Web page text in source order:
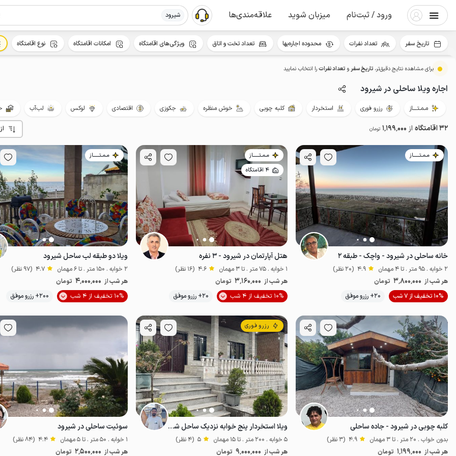
ورود / ثبت‌نام میزبان شوید علاقه‌مندی‌ها شیرود
برای مشاهده نتایج دقیق‌تر، تاریخ سفرو تعداد نفراترا انتخاب نمایید
اجاره ویلا ساحلی در شیرود
مـمـتــــاز رزرو فوری استخردار کلبه چوبی خوش منظره جکوزی اقتصادی لوکس لب‌آب
32 اقامتگاه از 1٬199٬000 تومان
مـمـتــــــاز
خانه ساحلی در شیرود - واچک - طبقه ۲
2 خوابه . 95 متر . تا 4 مهمان 4.9 (20 نظر)
هر شب از 3٬800٬000 تومان
10% تخفیف از 7 شب
20+ رزرو موفق خوش منظره لب آب موقعیت در نقشه
مـمـتــــــاز
4 اقامتگاه
هتل آپارتمان در شیرود - ۳ نفره
1 خوابه . 75 متر . تا 3 مهمان 4.6 (16 نظر)
هر شب از 3٬160٬000 تومان
10% تخفیف از 4 شب
20+ رزرو موفق لب آب
مـمـتــــــاز
ویلا دو طبقه لب ساحل شیرود
2 خوابه . 150 متر . تا 6 مهمان 4.7 (97 نظر)
هر شب از 4٬000٬000 تومان
10% تخفیف از 4 شب
200+ رزرو موفق
کلبه چوبی در شیرود - جاده ساحلی
بدون خواب . 20 متر . تا 3 مهمان 4.9 (3 نظر)
هر شب از 1٬199٬000 تومان
رزرو فوری
ویلا استخردار پنج خوابه نزدیک ساحل شیرود
5 خوابه . 200 متر . تا 15 مهمان 5 (4 نظر)
هر شب از 9٬000٬000 تومان
سوئیت ساحلی در شیرود
1 خوابه . 50 متر . تا 5 مهمان 4.4 (84 نظر)
هر شب از 2٬500٬000 تومان
تاریخ سفر تعداد نفرات محدوده اجاره‌بها تعداد تخت و اتاق ویژگی‌های اقامتگاه امکانات اقامتگاه نوع اقامتگاه